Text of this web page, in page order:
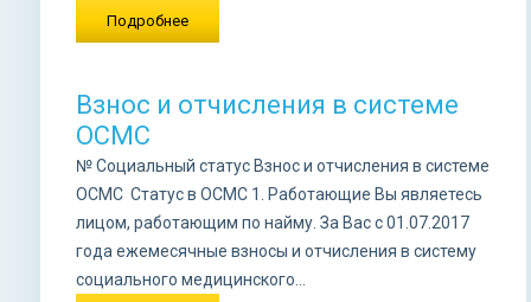
Подробнее
Взнос и отчисления в системе
ОСМС
№ Социальный статус Взнос и отчисления в системе
ОСМС Статус в ОСМС 1. Работающие Вы являетесь
лицом, работающим по найму. За Вас с 01.07.2017
года ежемесячные взносы и отчисления в систему
социального медицинского...